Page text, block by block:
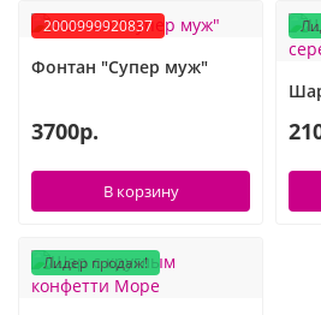
Человек паук
Щенячий патруль
2000999920837
Фонтан "Супер муж"
3700р.
В корзину
Лидер продаж!